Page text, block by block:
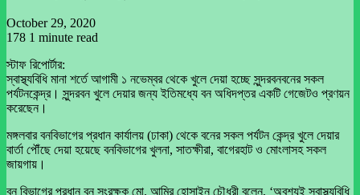
October 29, 2020
178 1 minute read
স্টাফ রিপোর্টার:
স্বাস্থ্যবিধি মানা শর্তে আগামী ১ নভেম্বর থেকে খুলে দেয়া হচ্ছে সুন্দরবনবনের সকল
পর্যটনকেন্দ্র। সুন্দরবন খুলে দেয়ার জন্য ইতিমধ্যে বন অধিদপ্তর একটি গেজেটও প্রণয়ন
করেছেন।
মঙ্গলবার বনবিভাগের প্রধান কার্যালয় (ঢাকা) থেকে বনের সকল পর্যটন কেন্দ্র খুলে দেয়ার
বার্তা পৌঁছে দেয়া হয়েছে বনবিভাগের খুলনা, সাতক্ষীরা, বাগেরহাট ও মোংলাসহ সকল
জায়গায়।
বন বিভাগের প্রধান বন সংরক্ষক মো. আমির হোসাইন চৌধুরী বলেন, ‘অবশ্যই স্বাস্থ্যবিধি